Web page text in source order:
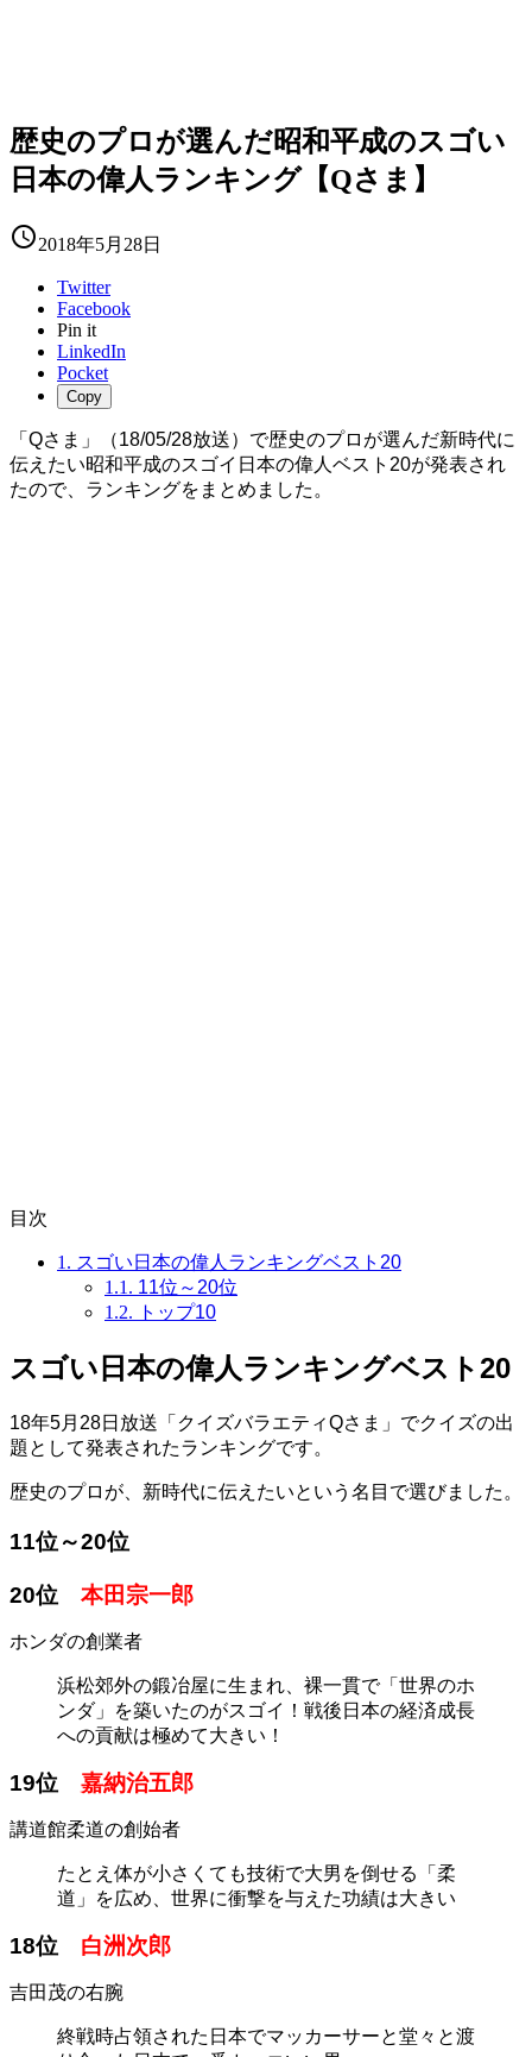
歴史のプロが選んだ昭和平成のスゴい
日本の偉人ランキング【Qさま】
2018年5月28日
Twitter
Facebook
Pin it
LinkedIn
Pocket
Copy
「Qさま」（18/05/28放送）で歴史のプロが選んだ新時代に
伝えたい昭和平成のスゴイ日本の偉人ベスト20が発表され
たので、ランキングをまとめました。
目次
1. スゴい日本の偉人ランキングベスト20
1.1. 11位～20位
1.2.
トップ10
スゴい日本の偉人ランキングベスト20
18年5月28日放送「クイズバラエティQさま」でクイズの出
題として発表されたランキングです。
歴史のプロが、新時代に伝えたいという名目で選びました。
11位～20位
20位 本田宗一郎
ホンダの創業者
浜松郊外の鍛冶屋に生まれ、裸一貫で「世界のホ
ンダ」を築いたのがスゴイ！戦後日本の経済成長
への貢献は極めて大きい！
19位 嘉納治五郎
講道館柔道の創始者
たとえ体が小さくても技術で大男を倒せる「柔
道」を広め、世界に衝撃を与えた功績は大きい
18位 白洲次郎
吉田茂の右腕
終戦時占領された日本でマッカーサーと堂々と渡